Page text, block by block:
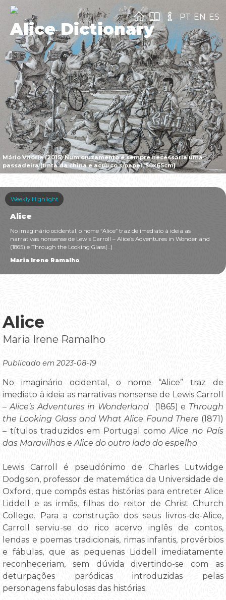
Mário Vitória (2015) Num cruzamento é sempre necessária uma
passadeira [tinta da china e acrílico s/papel, 50x65cm]
Alice Dictionary
PT EN ES
Weekly Highlight
Alice
No imaginário ocidental, o nome “Alice” traz de imediato à ideia as
narrativas nonsense de Lewis Carroll – Alice’s Adventures in Wonderland
(1865) e Through the Looking Glass(...)
Maria Irene Ramalho
Alice
Maria Irene Ramalho
Publicado em 2023-08-19
No imaginário ocidental, o nome “Alice” traz de
imediato à ideia as narrativas nonsense de Lewis Carroll
– Alice’s Adventures in Wonderland (1865) e Through
the Looking Glass and What Alice Found There (1871)
– títulos traduzidos em Portugal comoAlice no País
das Maravilhas e Alice do outro lado do espelho.
Lewis Carroll é pseudónimo de Charles Lutwidge
Dodgson, professor de matemática da Universidade de
Oxford, que compôs estas histórias para entreter Alice
Liddell e as irmãs, filhas do reitor de Christ Church
College. Para a construção dos seus livros-de-Alice,
Carroll serviu-se do rico acervo inglês de contos,
lendas e poemas tradicionais, rimas infantis, provérbios
e fábulas, que as pequenas Liddell imediatamente
reconheceriam, sem dúvida divertindo-se com as
deturpações paródicas introduzidas pelas
personagens fabulosas das histórias.